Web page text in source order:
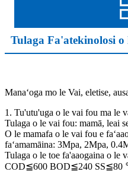
Tulaga Fa'atekinolosi o
Manaʻoga mo le Vai, eletise,
1. Tu'utu'uga o le vai fou ma le
Tulaga o le vai fou: mamā, leai
O le mamafa o le vai fou e
faʻamamāina: 3Mpa, 2Mpa,
Tulaga o le toe fa'aaogaina o le
COD≦600 BOD≦240 SS≦80